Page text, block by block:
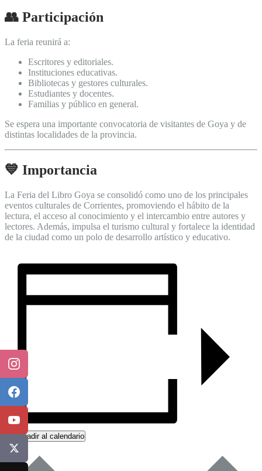
👥 Participación
La feria reunirá a:
Escritores y editoriales.
Instituciones educativas.
Bibliotecas y gestores culturales.
Estudiantes y docentes.
Familias y público en general.
Se espera una importante convocatoria de visitantes de Goya y de
distintas localidades de la provincia.
💙 Importancia
La Feria del Libro Goya se consolidó como uno de los principales
eventos culturales de Corrientes, promoviendo el hábito de la
lectura, el acceso al conocimiento y el intercambio entre autores y
lectores. Además, impulsa el turismo cultural y fortalece la identidad
de la ciudad como un polo de desarrollo artístico y educativo.
Añadir al calendario